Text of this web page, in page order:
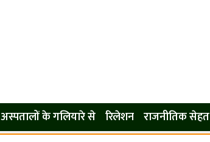
अस्पतालों के गलियारे से रिलेशन राजनीतिक सेहत